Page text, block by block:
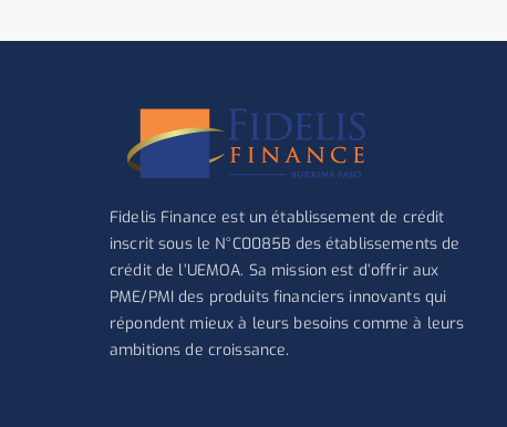
Fidelis Finance est un établissement de crédit
inscrit sous le N°C0085B des établissements de
crédit de l’UEMOA. Sa mission est d’offrir aux
PME/PMI des produits financiers innovants qui
répondent mieux à leurs besoins comme à leurs
ambitions de croissance.